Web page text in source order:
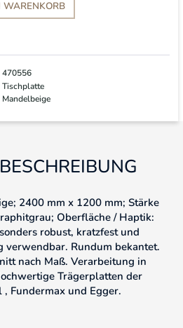
WARENKORB
470556
Tischplatte
Mandelbeige
2400 mm x 1200 mm; Stärke
Oberfläche / Haptik:
robust, kratzfest und
verwendbar. Rundum bekantet.
nach Maß. Verarbeitung in
Trägerplatten der
, Fundermax und Egger.